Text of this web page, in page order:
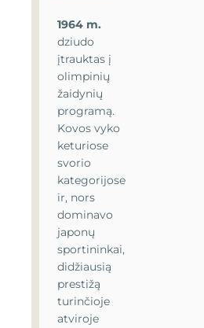
1964 m.
dziudo
įtrauktas į
olimpinių
žaidynių
programą.
Kovos vyko
keturiose
svorio
kategorijose
ir, nors
dominavo
japonų
sportininkai,
didžiausią
prestižą
turinčioje
atviroje